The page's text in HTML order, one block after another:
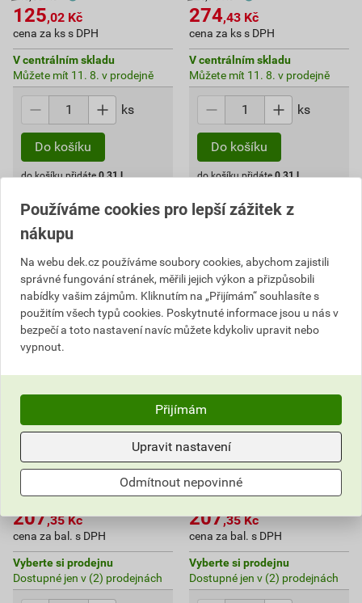
125,02 Kč
cena za ks s DPH
V centrálním skladu
Můžete mít 11. 8. v prodejně
ks
Do košíku
do košíku přidáte 0,31 l
274,43 Kč
cena za ks s DPH
V centrálním skladu
Můžete mít 11. 8. v prodejně
ks
Do košíku
do košíku přidáte 0,31 l
Hřebíky galvanizované IKO
20 mm 1 kg
207,35Kč
246,84 Kč
207,35Kč
cena za bal. s DPH
Vyberte si prodejnu
Dostupné jen v (2) prodejnách
Hřebíky galvanizované IKO
25 mm 1 kg
207,35Kč
cena za kg s DPH
246,84 Kč
207,35Kč
cena za bal. s DPH
Vyberte si prodejnu
Dostupné jen v (2) prodejnách
Používáme cookies pro lepší zážitek z
nákupu
Na webu dek.cz používáme soubory cookies, abychom zajistili
správné fungování stránek, měřili jejich výkon a přizpůsobili
nabídky vašim zájmům. Kliknutím na „Přijímám“ souhlasíte s
použitím všech typů cookies. Poskytnuté informace jsou u nás v
bezpečí a toto nastavení navíc můžete kdykoliv upravit nebo
vypnout.
Přijímám
Upravit nastavení
Odmítnout nepovinné